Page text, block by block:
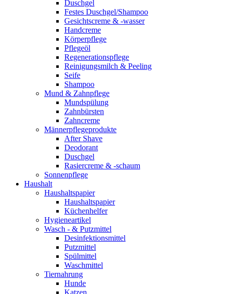
Duschgel
Festes Duschgel/Shampoo
Gesichtscreme & -wasser
Handcreme
Körperpflege
Pflegeöl
Regenerationspflege
Reinigungsmilch & Peeling
Seife
Shampoo
Mund & Zahnpflege
Mundspülung
Zahnbürsten
Zahncreme
Männerpflegeprodukte
After Shave
Deodorant
Duschgel
Rasiercreme & -schaum
Sonnenpflege
Haushalt
Haushaltspapier
Haushaltspapier
Küchenhelfer
Hygieneartikel
Wasch - & Putzmittel
Desinfektionsmittel
Putzmittel
Spülmittel
Waschmittel
Tiernahrung
Hunde
Katzen